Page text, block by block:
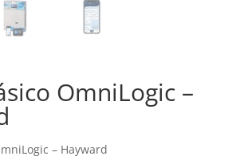
OmniLogic –
– Hayward